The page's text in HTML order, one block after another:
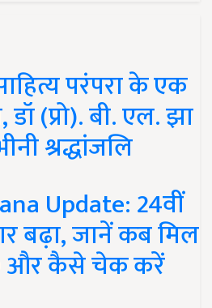
परंपरा के एक
(प्रो). बी. एल. झा
श्रद्धांजलि
Update: 24वीं
बढ़ा, जानें कब मिल
और कैसे चेक करें